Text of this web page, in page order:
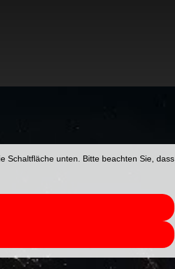
Schaltfläche unten. Bitte beachten Sie, dass